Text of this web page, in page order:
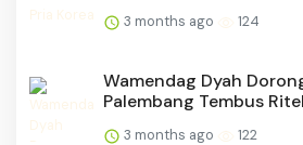
3 months ago 124
Wamendag Dyah
Palembang Tembus
3 months ago 122